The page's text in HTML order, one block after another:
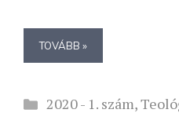
TOVÁBB »
Kategória
2020 - 1. szám,